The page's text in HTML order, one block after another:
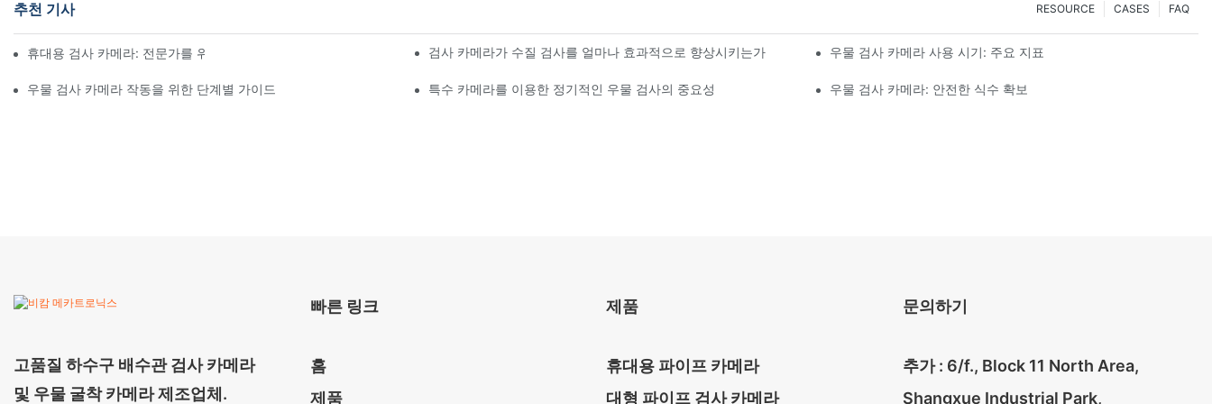
추천 기사 FAQ
CASES
RESOURCE
휴대용 검사 카메라: 전문가를 위한 필수 도구 검사 카메라가 수질 검사를 얼마나 효과적으로 향상시키는가 우물 검사 카메라 사용 시기: 주요 지표
우물 검사 카메라 작동을 위한 단계별 가이드 특수 카메라를 이용한 정기적인 우물 검사의 중요성 우물 검사 카메라: 안전한 식수 확보
고품질 하수구 배수관 검사 카메라
및 우물 굴착 카메라 제조업체.
빠른 링크
홈
제품
제품
휴대용 파이프 카메라
대형 파이프 검사 카메라
문의하기
추가 : 6/f., Block 11 North Area,
Shangxue Industrial Park,